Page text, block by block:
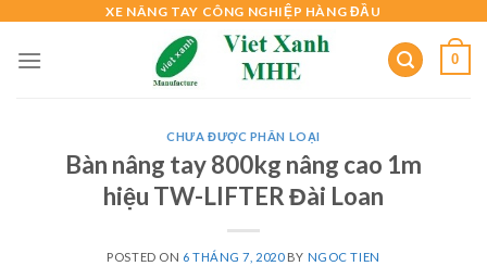
content
XE NÂNG TAY CÔNG NGHIỆP HÀNG ĐẦU
0
CHƯA ĐƯỢC PHÂN LOẠI
Bàn nâng tay 800kg nâng cao 1m
hiệu TW-LIFTER Đài Loan
POSTED ON 6 THÁNG 7, 2020BY NGOC TIEN